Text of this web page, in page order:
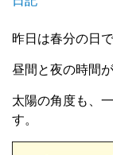
昨日は春分の日で
昼間と夜の時間
太陽の角度も、
す。